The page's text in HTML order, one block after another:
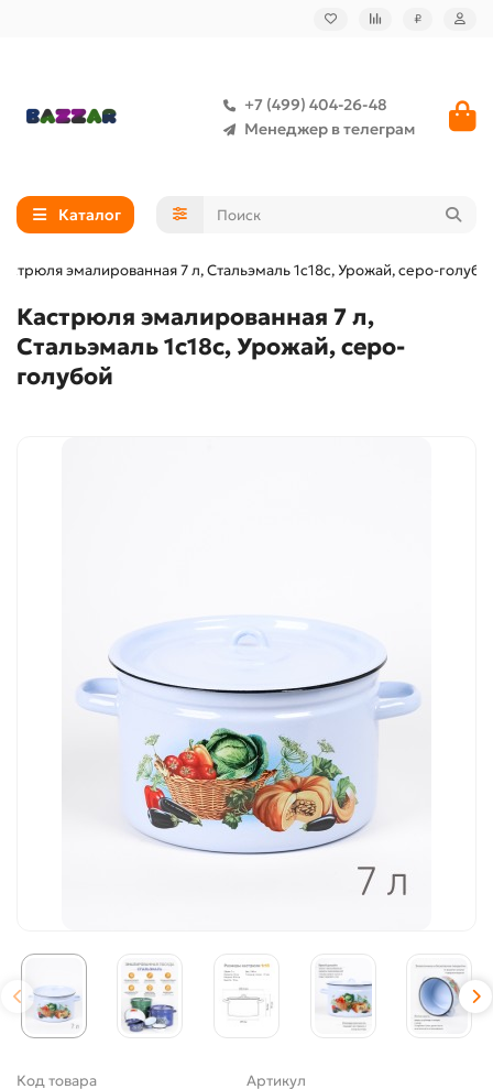
₽
+7 (499) 404-26-48
Менеджер в телеграм
Каталог
эмалированная 7 л, Стальэмаль 1с18с, Урожай, серо-
Кастрюля эмалированная 7 л,
Стальэмаль 1с18с, Урожай, серо-
голубой
Код товара Артикул